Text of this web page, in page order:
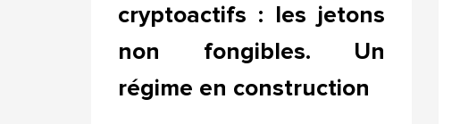
cryptoactifs : les jetons
non fongibles. Un
régime en construction